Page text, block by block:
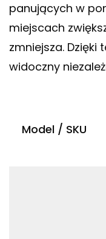
panujących w
miejscach
zmniejsza.
widoczny
Model / SKU